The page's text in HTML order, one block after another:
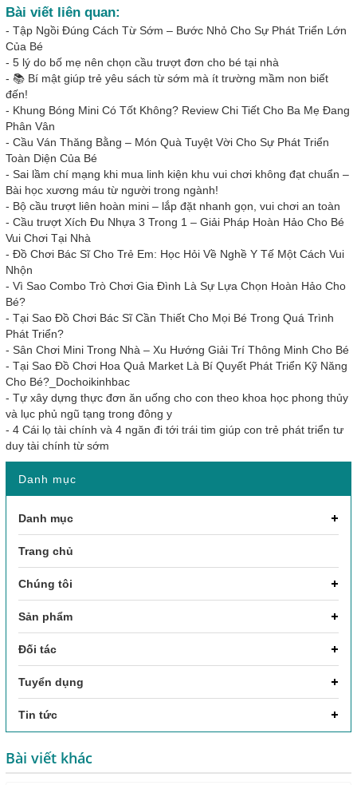
Bài viết liên quan:
- Tập Ngồi Đúng Cách Từ Sớm – Bước Nhỏ Cho Sự Phát Triển Lớn
Của Bé
- 5 lý do bố mẹ nên chọn cầu trượt đơn cho bé tại nhà
- 📚 Bí mật giúp trẻ yêu sách từ sớm mà ít trường mầm non biết
đến!
- Khung Bóng Mini Có Tốt Không? Review Chi Tiết Cho Ba Mẹ Đang
Phân Vân
- Cầu Ván Thăng Bằng – Món Quà Tuyệt Vời Cho Sự Phát Triển
Toàn Diện Của Bé
- Sai lầm chí mạng khi mua linh kiện khu vui chơi không đạt chuẩn –
Bài học xương máu từ người trong ngành!
- Bộ cầu trượt liên hoàn mini – lắp đặt nhanh gọn, vui chơi an toàn
- Cầu trượt Xích Đu Nhựa 3 Trong 1 – Giải Pháp Hoàn Hảo Cho Bé
Vui Chơi Tại Nhà
- Đồ Chơi Bác Sĩ Cho Trẻ Em: Học Hỏi Về Nghề Y Tế Một Cách Vui
Nhộn
- Vì Sao Combo Trò Chơi Gia Đình Là Sự Lựa Chọn Hoàn Hảo Cho
Bé?
- Tại Sao Đồ Chơi Bác Sĩ Cần Thiết Cho Mọi Bé Trong Quá Trình
Phát Triển?
- Sân Chơi Mini Trong Nhà – Xu Hướng Giải Trí Thông Minh Cho Bé
- Tại Sao Đồ Chơi Hoa Quả Market Là Bí Quyết Phát Triển Kỹ Năng
Cho Bé?_Dochoikinhbac
- Tự xây dựng thực đơn ăn uống cho con theo khoa học phong thủy
và lục phủ ngũ tạng trong đông y
- 4 Cái lọ tài chính và 4 ngăn đi tới trái tim giúp con trẻ phát triển tư
duy tài chính từ sớm
Danh mục
Danh mục
Trang chủ
Chúng tôi
Sản phẩm
Đối tác
Tuyển dụng
Tin tức
Bài viết khác